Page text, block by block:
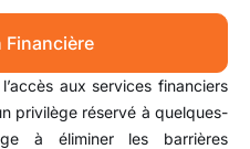
Financière
aux services financiers
privilège réservé à quelques-
à éliminer les barrières